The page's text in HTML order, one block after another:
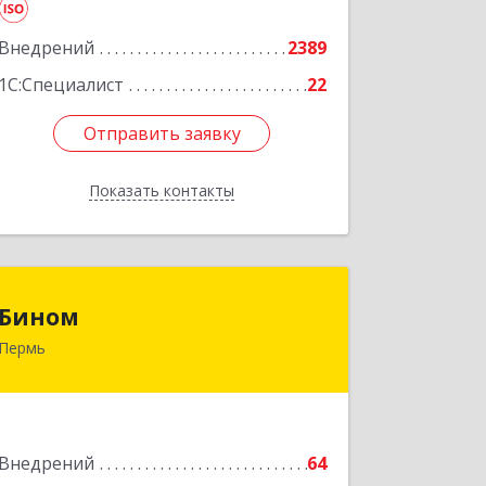
Внедрений
2389
1С:Специалист
22
Отправить заявку
Показать контакты
Отправить заявку
Назад
Бином
Пермь
Внедрений
64